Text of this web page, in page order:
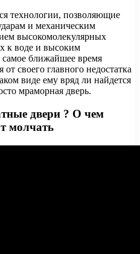
технологии, позволяющие
и механическим
высокомолекулярных
к воде и высоким
самое ближайшее время
своего главного недостатка
виде ему вряд ли найдется
мраморная дверь.
двери ? О чем
молчать